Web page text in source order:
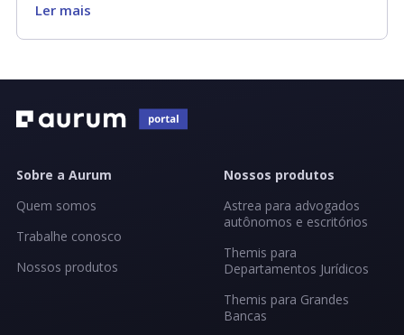
Ler mais
Sobre a Aurum
Quem somos
Trabalhe conosco
Nossos produtos
Nossos produtos
Astrea para advogados
autônomos e escritórios
Themis para
Departamentos Jurídicos
Themis para Grandes
Bancas